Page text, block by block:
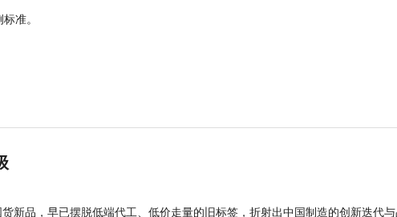
准。
新品，早已摆脱低端代工、低价走量的旧标签，折射出中国制造的创新迭代